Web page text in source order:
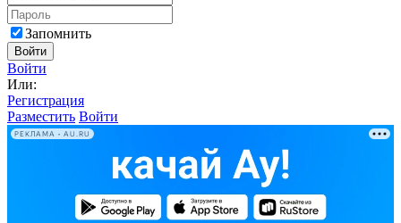
Запомнить
Войти
Войти
Или:
Регистрация
Разместить Войти
РЕКЛАМА • AU.RU